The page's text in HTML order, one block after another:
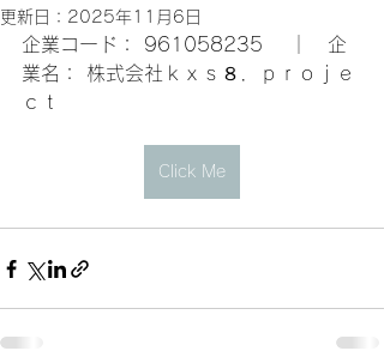
更新日： 2025年11月6日
企業コード： 961058235 　｜　企
業名： 株式会社ｋｘｓ８．ｐｒｏｊｅ
ｃｔ
Click Me